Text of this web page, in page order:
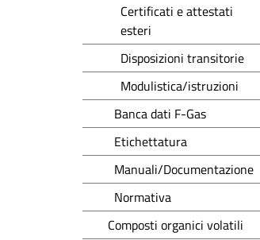
Certificati e attestati
esteri
Disposizioni transitorie
Modulistica/istruzioni
Banca dati F-Gas
Etichettatura
Manuali/Documentazione
Normativa
Composti organici volatili